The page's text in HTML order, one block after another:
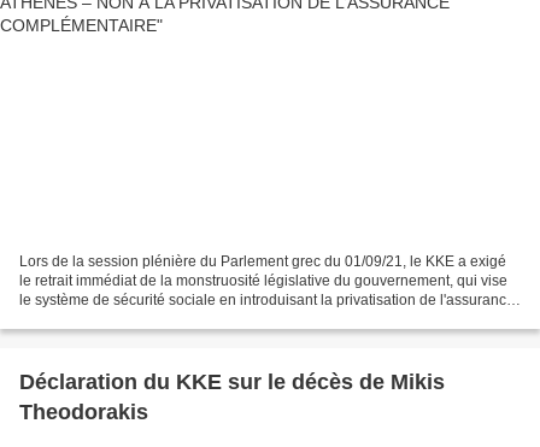
Lors de la session plénière du Parlement grec du 01/09/21, le KKE a exigé
le retrait immédiat de la monstruosité législative du gouvernement, qui vise
le système de sécurité sociale en introduisant la privatisation de l'assurance
Déclaration du KKE sur le décès de Mikis
Theodorakis